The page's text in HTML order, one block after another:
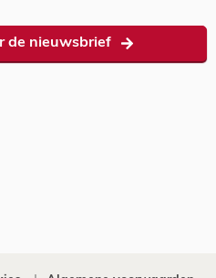
de nieuwsbrief